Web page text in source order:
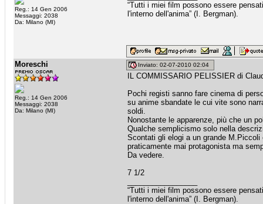
Reg.: 14 Gen 2006
Messaggi: 2038
Da: Milano (MI)
“Tutti i miei film possono essere
l'interno dell'anima” (I. Bergman).
Moreschi
Reg.: 14 Gen 2006
Messaggi: 2038
Da: Milano (MI)
Inviato: 02-07-2010 02:04
IL COMMISSARIO PELISSIER di
Pochi registi sanno fare cinema di
su anime sbandate le cui vite sono
soldi.
Nonostante le apparenze, più che un
Qualche semplicismo solo nella
Scontati gli elogi a un grande
praticamente mai protagonista ma
Da vedere.
7 1/2
“Tutti i miei film possono essere
l'interno dell'anima” (I. Bergman).